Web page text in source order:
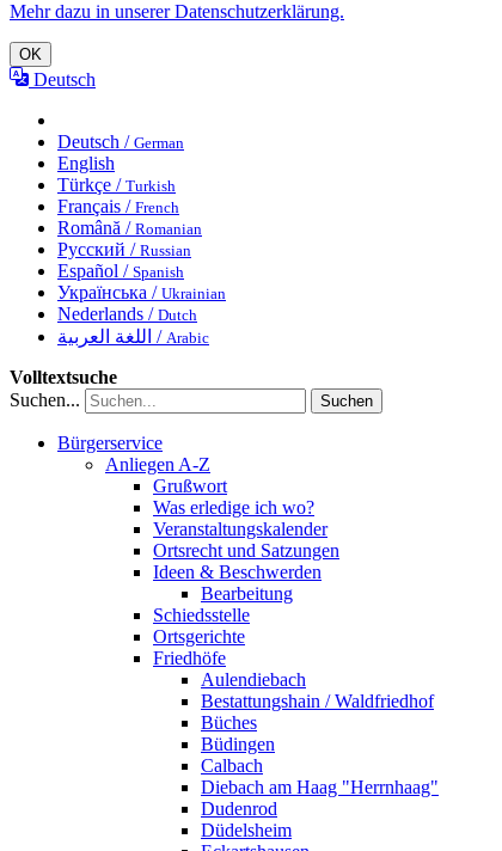
Mehr dazu in unserer Datenschutzerklärung.
OK
Deutsch
Deutsch / German
English
Türkçe / Turkish
Français / French
Română / Romanian
Русский / Russian
Español / Spanish
Українська / Ukrainian
Nederlands / Dutch
اللغة العربية / Arabic
Volltextsuche
Suchen...
Suchen
Bürgerservice
Anliegen A-Z
Grußwort
Was erledige ich wo?
Veranstaltungskalender
Ortsrecht und Satzungen
Ideen & Beschwerden
Bearbeitung
Schiedsstelle
Ortsgerichte
Friedhöfe
Aulendiebach
Bestattungshain / Waldfriedhof
Büches
Büdingen
Calbach
Diebach am Haag "Herrnhaag"
Dudenrod
Düdelsheim